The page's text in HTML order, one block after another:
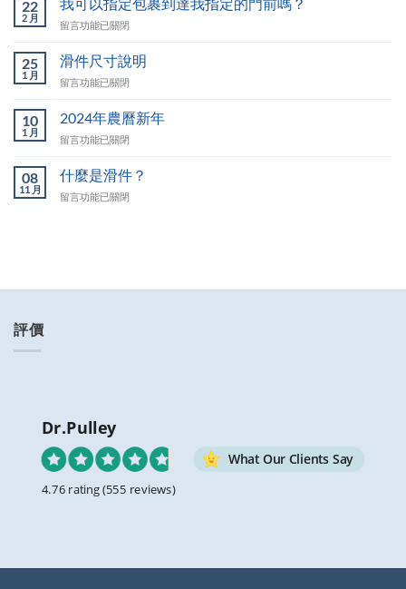
中
4
月
假〉
22
2 月
在
可
以
指
包
到
我
指
留言功能已關閉
25
1 月
滑件尺寸說明
在
件
尺
寸
明〉
留言功能已關閉
10
1 月
2024年農曆新年
在
年
農
曆
留言功能已關閉
08
11 月
什麼是滑件？
在
中
留言功能已關閉
評價
Dr.Pulley
What Our Clients Say
4.76 rating(555 reviews)